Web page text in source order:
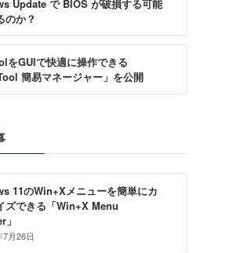
Update で BIOS が破損する可能
のか？
をGUIで快適に操作できる
簡易マネージャー」を公開
11のWin+Xメニューを簡単にカ
ズできる「Win+X Menu
7月26日